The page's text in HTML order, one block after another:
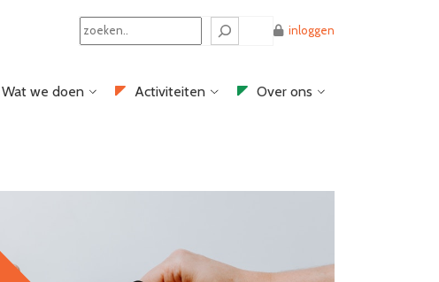
Search
inloggen
Wat we doen Activiteiten Over ons